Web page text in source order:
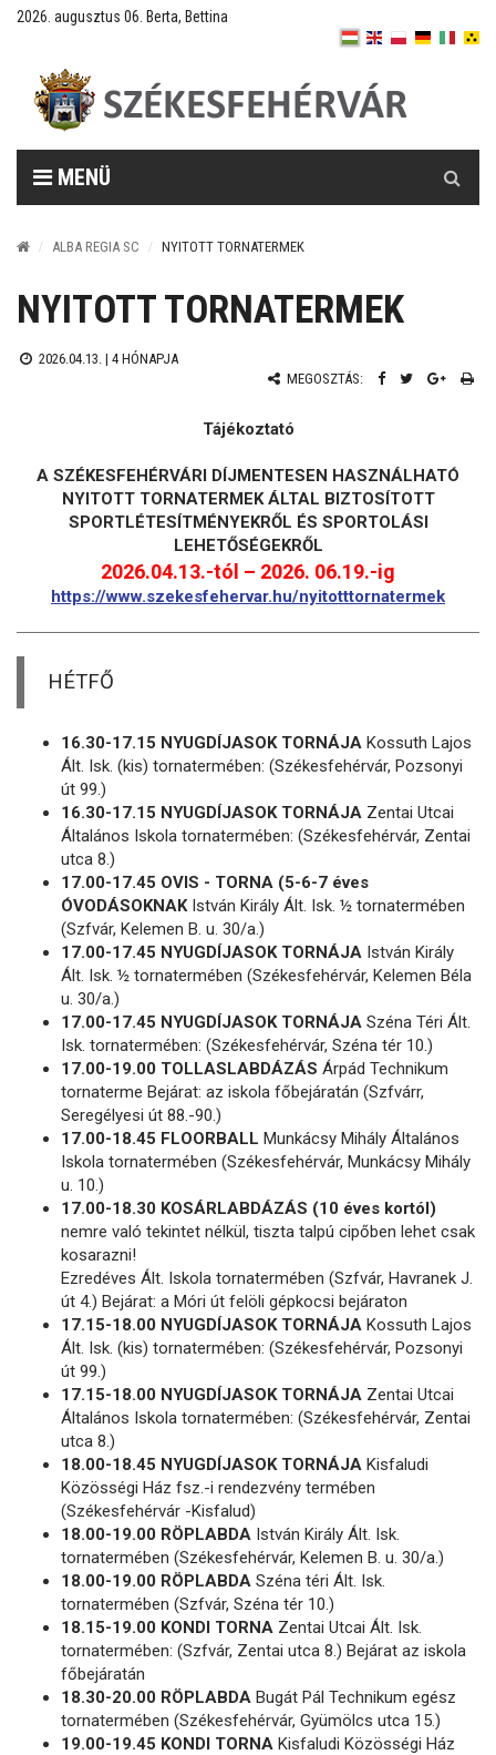
2026. augusztus 06. Berta, Bettina
MENÜ
ALBA REGIA SC NYITOTT TORNATERMEK
NYITOTT TORNATERMEK
2026.04.13. | 4 HÓNAPJA
MEGOSZTÁS:
Tájékoztató
A SZÉKESFEHÉRVÁRI DÍJMENTESEN HASZNÁLHATÓ
NYITOTT TORNATERMEK ÁLTAL BIZTOSÍTOTT
SPORTLÉTESÍTMÉNYEKRŐL ÉS SPORTOLÁSI
LEHETŐSÉGEKRŐL
2026.04.13.-tól – 2026. 06.19.-ig
https://www.szekesfehervar.hu/nyitotttornatermek
HÉTFŐ
16.30-17.15 NYUGDÍJASOK TORNÁJA Kossuth Lajos
Ált. Isk. (kis) tornatermében: (Székesfehérvár, Pozsonyi
út 99.)
16.30-17.15 NYUGDÍJASOK TORNÁJA Zentai Utcai
Általános Iskola tornatermében: (Székesfehérvár, Zentai
utca 8.)
17.00-17.45 OVIS - TORNA (5-6-7 éves
ÓVODÁSOKNAKIstván Király Ált. Isk. ½ tornatermében
(Szfvár, Kelemen B. u. 30/a.)
17.00-17.45 NYUGDÍJASOK TORNÁJA István Király
Ált. Isk. ½ tornatermében (Székesfehérvár, Kelemen Béla
u. 30/a.)
17.00-17.45 NYUGDÍJASOK TORNÁJA Széna Téri Ált.
Isk. tornatermében: (Székesfehérvár, Széna tér 10.)
17.00-19.00 TOLLASLABDÁZÁS Árpád Technikum
tornaterme Bejárat: az iskola főbejáratán (Szfvárr,
Seregélyesi út 88.-90.)
17.00-18.45 FLOORBALL Munkácsy Mihály Általános
Iskola tornatermében (Székesfehérvár, Munkácsy Mihály
u. 10.)
17.00-18.30 KOSÁRLABDÁZÁS (10 éves kortól)
nemre való tekintet nélkül, tiszta talpú cipőben lehet csak
kosarazni!
Ezredéves Ált. Iskola tornatermében (Szfvár, Havranek J.
út 4.) Bejárat: a Móri út felöli gépkocsi bejáraton
17.15-18.00 NYUGDÍJASOK TORNÁJA Kossuth Lajos
Ált. Isk. (kis) tornatermében: (Székesfehérvár, Pozsonyi
út 99.)
17.15-18.00 NYUGDÍJASOK TORNÁJA Zentai Utcai
Általános Iskola tornatermében: (Székesfehérvár, Zentai
utca 8.)
18.00-18.45 NYUGDÍJASOK TORNÁJA Kisfaludi
Közösségi Ház fsz.-i rendezvény termében
(Székesfehérvár -Kisfalud)
18.00-19.00 RÖPLABDA István Király Ált. Isk.
tornatermében (Székesfehérvár, Kelemen B. u. 30/a.)
18.00-19.00 RÖPLABDA Széna téri Ált. Isk.
tornatermében (Szfvár, Széna tér 10.)
18.15-19.00 KONDI TORNA Zentai Utcai Ált. Isk.
tornatermében: (Szfvár, Zentai utca 8.) Bejárat az iskola
főbejáratán
18.30-20.00 RÖPLABDA Bugát Pál Technikum egész
tornatermében (Székesfehérvár, Gyümölcs utca 15.)
19.00-19.45 KONDI TORNA Kisfaludi Közösségi Ház